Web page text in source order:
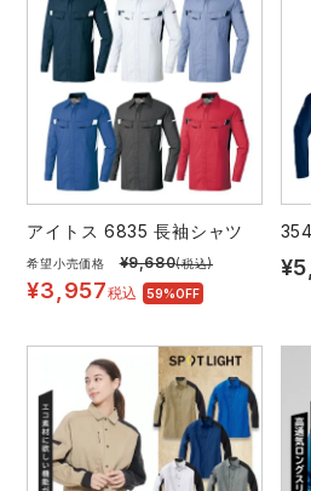
アイトス 6835 長袖シャツ
希望小売価格 ¥9,680(税込)
¥3,957税込 59%OFF
¥